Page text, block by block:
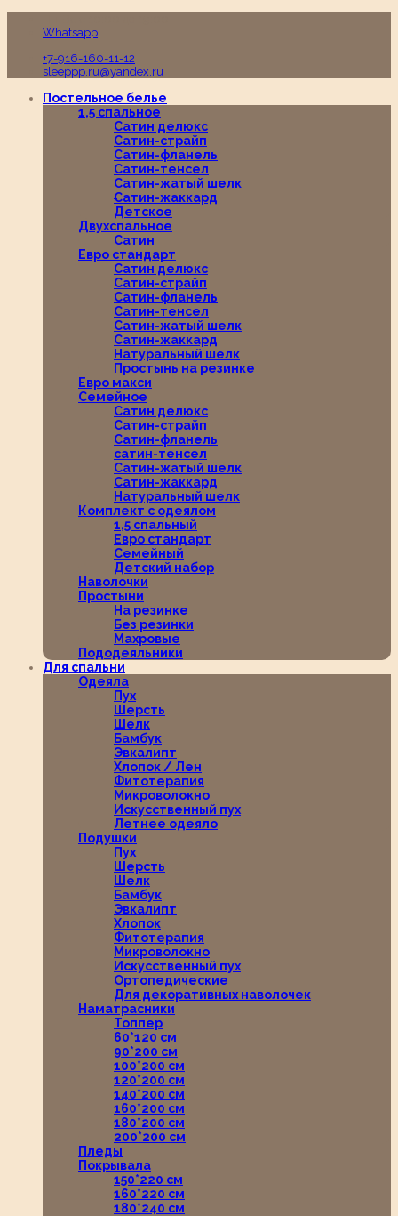
Whatsapp
+7-916-160-11-12
sleeppp.ru@yandex.ru
Постельное белье
1,5 спальное
Сатин делюкс
Сатин-страйп
Сатин-фланель
Сатин-тенсел
Сатин-жатый шелк
Сатин-жаккард
Детское
Двухспальное
Сатин
Евро стандарт
Сатин делюкс
Сатин-страйп
Сатин-фланель
Сатин-тенсел
Сатин-жатый шелк
Сатин-жаккард
Натуральный шелк
Простынь на резинке
Евро макси
Семейное
Сатин делюкс
Сатин-страйп
Сатин-фланель
сатин-тенсел
Сатин-жатый шелк
Сатин-жаккард
Натуральный шелк
Комплект с одеялом
1,5 спальный
Евро стандарт
Семейный
Детский набор
Наволочки
Простыни
На резинке
Без резинки
Махровые
Пододеяльники
Для спальни
Одеяла
Пух
Шерсть
Шелк
Бамбук
Эвкалипт
Хлопок / Лен
Фитотерапия
Микроволокно
Искусственный пух
Летнее одеяло
Подушки
Пух
Шерсть
Шелк
Бамбук
Эвкалипт
Хлопок
Фитотерапия
Микроволокно
Искусственный пух
Ортопедические
Для декоративных наволочек
Наматрасники
Топпер
60*120 см
90*200 см
100*200 см
120*200 см
140*200 см
160*200 см
180*200 см
200*200 см
Пледы
Покрывала
150*220 см
160*220 см
180*240 см